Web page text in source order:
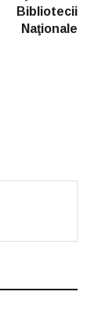
Bibliotecii
Naţionale